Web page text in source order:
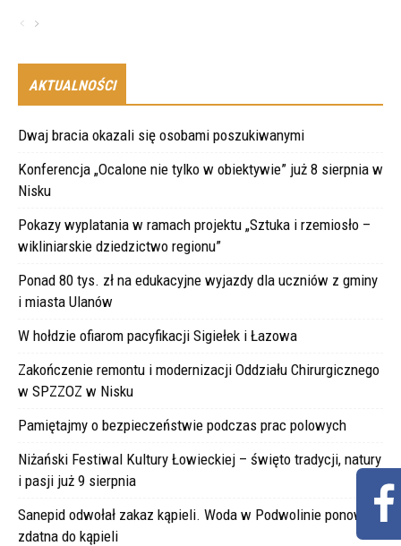
AKTUALNOŚCI
Dwaj bracia okazali się osobami poszukiwanymi
Konferencja „Ocalone nie tylko w obiektywie” już 8 sierpnia w
Nisku
Pokazy wyplatania w ramach projektu „Sztuka i rzemiosło –
wikliniarskie dziedzictwo regionu”
Ponad 80 tys. zł na edukacyjne wyjazdy dla uczniów z gminy
i miasta Ulanów
W hołdzie ofiarom pacyfikacji Sigiełek i Łazowa
Zakończenie remontu i modernizacji Oddziału Chirurgicznego
w SPZZOZ w Nisku
Pamiętajmy o bezpieczeństwie podczas prac polowych
Niżański Festiwal Kultury Łowieckiej – święto tradycji, natury
i pasji już 9 sierpnia
Sanepid odwołał zakaz kąpieli. Woda w Podwolinie ponownie
zdatna do kąpieli